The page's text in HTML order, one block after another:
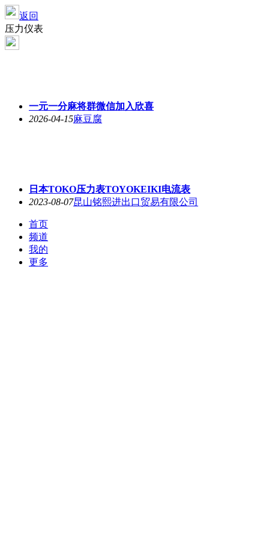
返回
压力仪表
一元一分麻将群微信加入欣喜
2026-04-15麻豆腐
日本TOKO压力表TOYOKEIKI电流表
2023-08-07昆山铭熙进出口贸易有限公司
首页
频道
我的
更多